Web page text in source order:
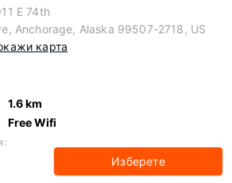
E 74th
Anchorage, Alaska 99507-2718, US
карта
1.6 km
Free Wifi
Изберете